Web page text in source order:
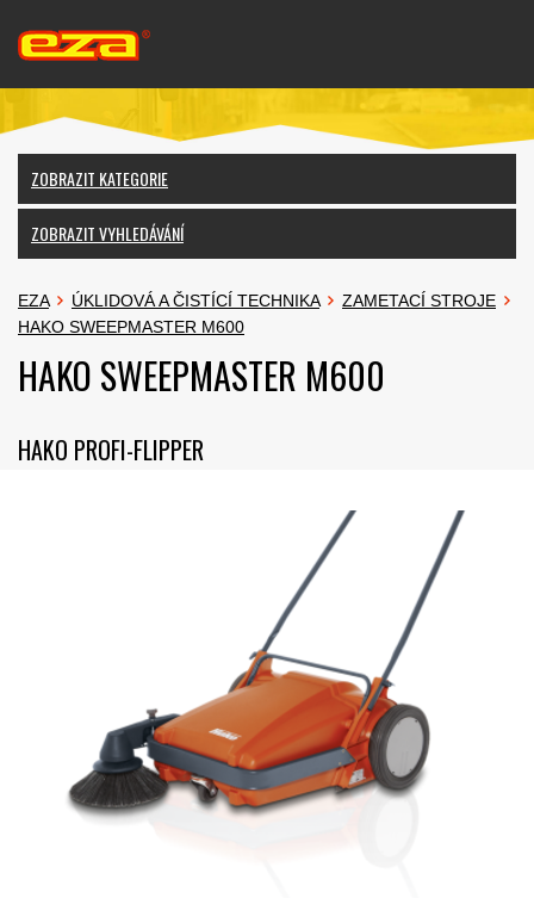
ZOBRAZIT KATEGORIE
ZOBRAZIT VYHLEDÁVÁNÍ
EZA ÚKLIDOVÁ A ČISTÍCÍ TECHNIKA
ZAMETACÍ STROJE
HAKO SWEEPMASTER M600
HAKO SWEEPMASTER M600
HAKO PROFI-FLIPPER